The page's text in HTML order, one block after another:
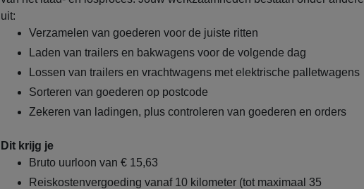
uit:
Verzamelen van goederen voor de juiste ritten
Laden van trailers en bakwagens voor de volgende dag
Lossen van trailers en vrachtwagens met elektrische palletwagens
Sorteren van goederen op postcode
Zekeren van ladingen, plus controleren van goederen en orders
Dit krijg je
Bruto uurloon van € 15,63
Reiskostenvergoeding vanaf 10 kilometer (tot maximaal 35